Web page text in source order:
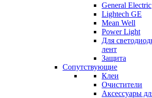
General Electric
Lightech GE
Mean Well
Power Light
Для
лент
Защита
Сопутствующие
Клеи
Очистители
Аксессуары